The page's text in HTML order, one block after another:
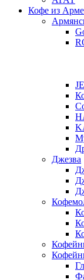
Кофе из
Джезва